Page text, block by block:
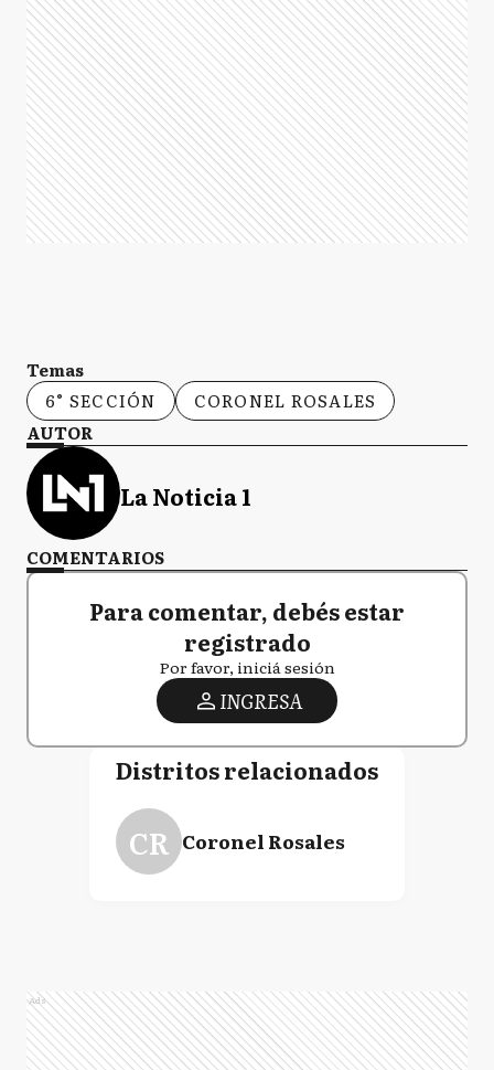
Temas
6° SECCIÓN
CORONEL ROSALES
AUTOR
La Noticia 1
COMENTARIOS
Para comentar, debés estar
registrado
Por favor, iniciá sesión
INGRESA
Distritos relacionados
CR Coronel Rosales
Ads